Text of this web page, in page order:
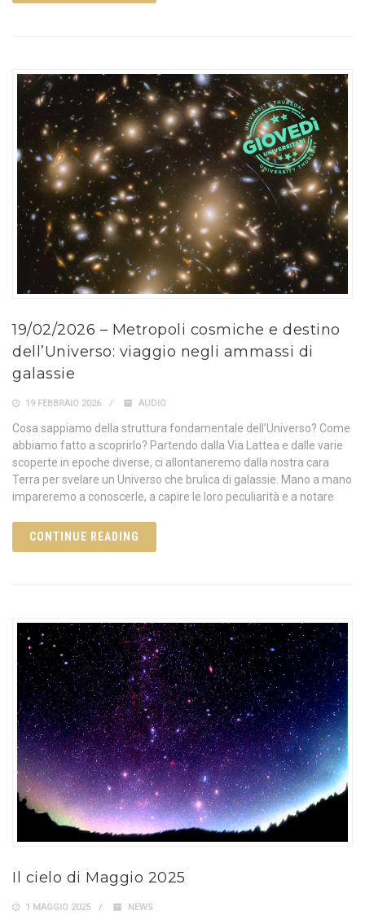
19/02/2026 – Metropoli cosmiche e destino
dell’Universo: viaggio negli ammassi di
galassie
19 FEBBRAIO 2026 AUDIO
Cosa sappiamo della struttura fondamentale dell’Universo? Come
abbiamo fatto a scoprirlo? Partendo dalla Via Lattea e dalle varie
scoperte in epoche diverse, ci allontaneremo dalla nostra cara
Terra per svelare un Universo che brulica di galassie. Mano a mano
impareremo a conoscerle, a capire le loro peculiarità e a notare
CONTINUE READING
Il cielo di Maggio 2025
1 MAGGIO 2025 NEWS